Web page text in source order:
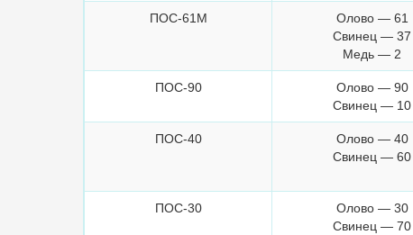
ПОС-61М
Олово — 61
Свинец — 37
Медь — 2
ПОС-90
Олово — 90
Свинец — 10
ПОС-40
Олово — 40
Свинец — 60
ПОС-30
Олово — 30
Свинец — 70